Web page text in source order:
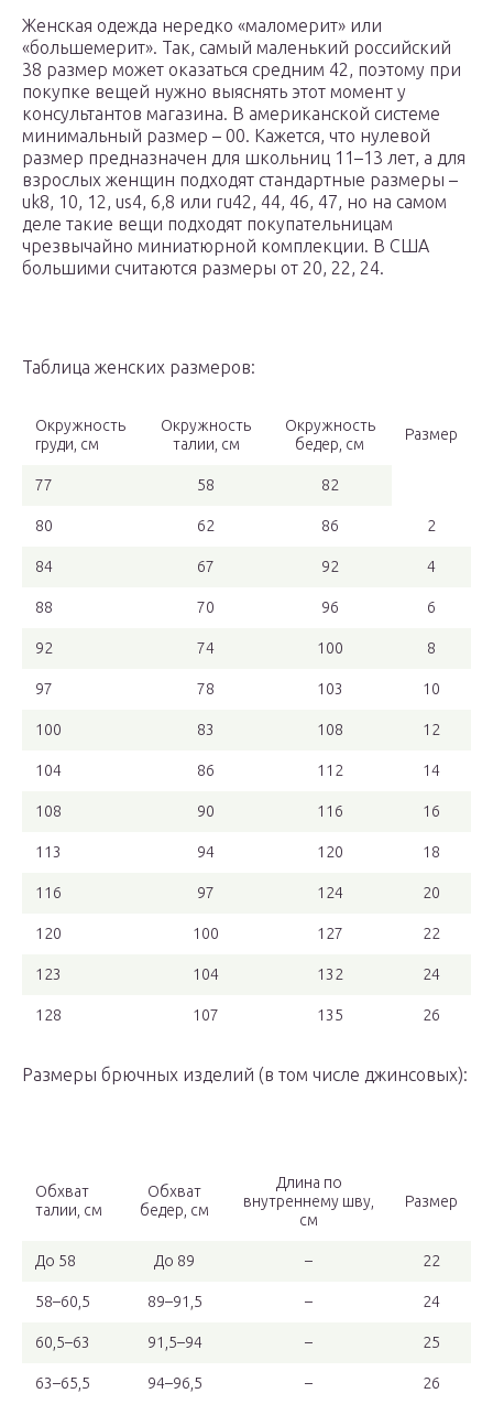
Женская одежда нередко «маломерит» или
«большемерит». Так, самый маленький российский
38 размер может оказаться средним 42, поэтому при
покупке вещей нужно выяснять этот момент у
консультантов магазина. В американской системе
минимальный размер – 00. Кажется, что нулевой
размер предназначен для школьниц 11–13 лет, а для
взрослых женщин подходят стандартные размеры –
uk8, 10, 12, us4, 6,8 или ru42, 44, 46, 47, но на самом
деле такие вещи подходят покупательницам
чрезвычайно миниатюрной комплекции. В США
большими считаются размеры от 20, 22, 24.
Таблица женских размеров:
Окружность
груди, см
Окружность
талии, см
Окружность
бедер, см
Размер
77 58 82
80 62 86 2
84 67 92 4
88 70 96 6
92 74 100 8
97 78 103 10
100 83 108 12
104 86 112 14
108 90 116 16
113 94 120 18
116 97 124 20
120 100 127 22
123 104 132 24
128 107 135 26
Размеры брючных изделий (в том числе джинсовых):
Обхват
талии, см
Обхват
бедер, см
Длина по
внутреннему шву,
см
Размер
До 58 До 89 – 22
58–60,5 89–91,5 – 24
60,5–63 91,5–94 – 25
63–65,5 94–96,5 – 26